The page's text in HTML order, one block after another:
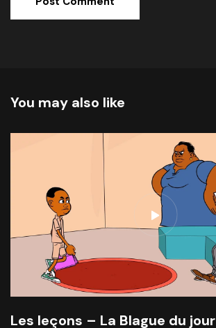
You may also like
Les leçons – La Blague du jour